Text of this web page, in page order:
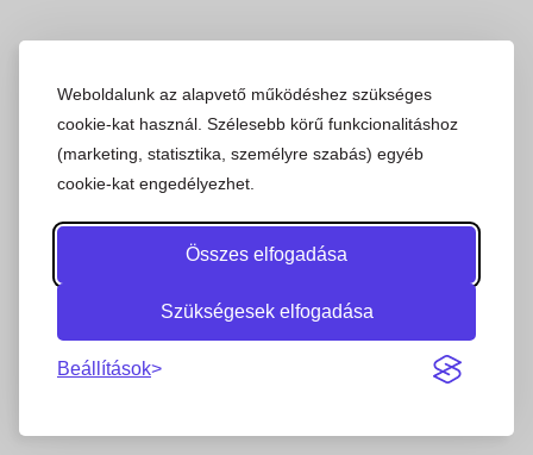
Weboldalunk az alapvető működéshez szükséges
cookie-kat használ. Szélesebb körű funkcionalitáshoz
(marketing, statisztika, személyre szabás) egyéb
cookie-kat engedélyezhet.
Összes elfogadása
Szükségesek elfogadása
Beállítások